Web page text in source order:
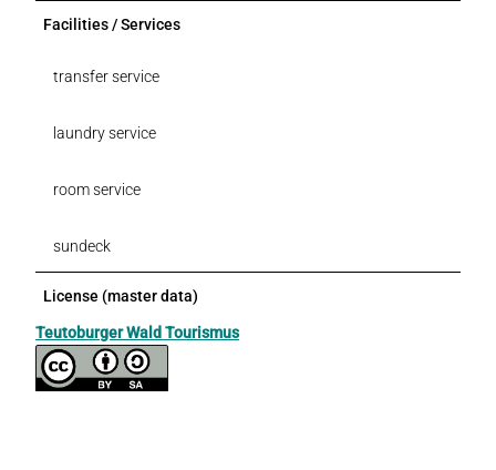
Facilities / Services
transfer service
laundry service
room service
sundeck
License (master data)
Teutoburger Wald Tourismus